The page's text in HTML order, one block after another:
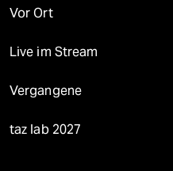
Vor Ort
Live im Stream
Vergangene
taz lab 2027